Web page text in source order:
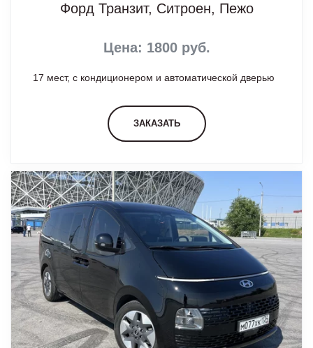
Форд Транзит, Ситроен, Пежо
Цена: 1800 руб.
17 мест, с кондиционером и автоматической дверью
ЗАКАЗАТЬ